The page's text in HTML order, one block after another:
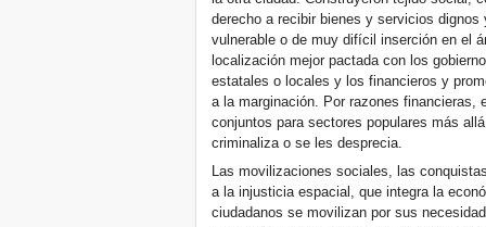
derecho a recibir bienes y servicios
vulnerable o de muy difícil inserción en el
localización mejor pactada con los
estatales o locales y los financieros y
a la marginación. Por razones financieras,
conjuntos para sectores populares más
criminaliza o se les desprecia.
Las movilizaciones sociales, las
a la injusticia espacial, que integra la
ciudadanos se movilizan por sus